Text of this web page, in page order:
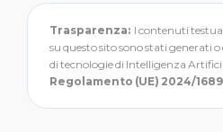
Trasparenza: I contenuti
su questo sito sono stati generati
di tecnologie di Intelligenza
Regolamento (UE) 2024/1689